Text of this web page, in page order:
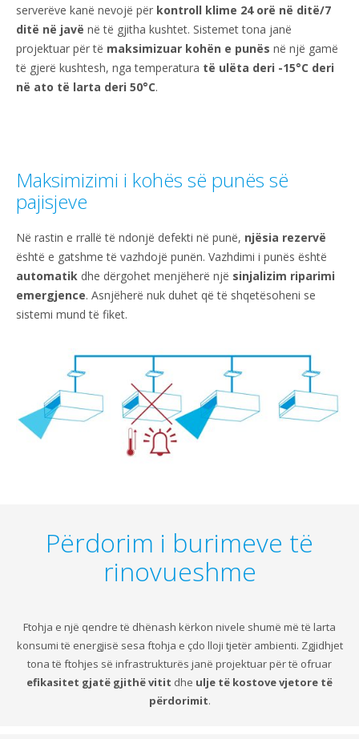
serverëve kanë nevojë për kontroll klime 24 orë në ditë/7
ditë në javë në të gjitha kushtet. Sistemet tona janë
projektuar për të maksimizuar kohën e punës në një gamë
të gjerë kushtesh, nga temperatura të ulëta deri -15°C deri
në ato të larta deri 50°C.
Maksimizimi i kohës së punës së
pajisjeve
Në rastin e rrallë të ndonjë defekti në punë, njësia rezervë
është e gatshme të vazhdojë punën. Vazhdimi i punës është
automatik dhe dërgohet menjëherë një sinjalizim riparimi
emergjence. Asnjëherë nuk duhet që të shqetësoheni se
sistemi mund të fiket.
Përdorim i burimeve të
rinovueshme
Ftohja e një qendre të dhënash kërkon nivele shumë më të larta
konsumi të energjisë sesa ftohja e çdo lloji tjetër ambienti. Zgjidhjet
tona të ftohjes së infrastrukturës janë projektuar për të ofruar
efikasitet gjatë gjithë vitit dhe ulje të kostove vjetore të
përdorimit.